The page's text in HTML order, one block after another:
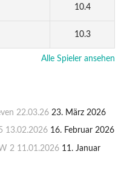
10.4
10.3
Alle Spieler ansehen
22.03.26 23. März 2026
13.02.2026 16. Februar 2026
2 11.01.2026 11. Januar